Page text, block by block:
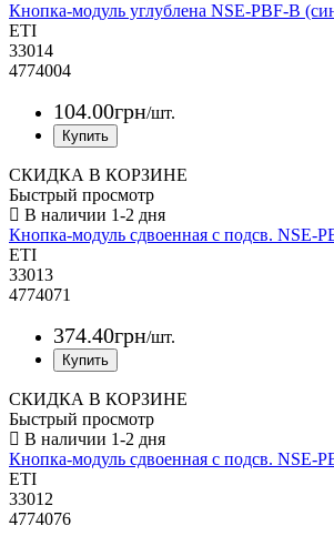
Кнопка-модуль углублена NSE-PBF-B
ETI
33014
4774004
104.00грн/шт.
СКИДКА В КОРЗИНЕ
Быстрый просмотр
Кнопка-модуль сдвоенная с подсв. NSE-
ETI
33013
4774071
374.40грн/шт.
СКИДКА В КОРЗИНЕ
Быстрый просмотр
Кнопка-модуль сдвоенная с подсв. NSE-
ETI
33012
4774076